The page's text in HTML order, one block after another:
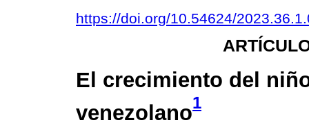
https://doi.org/10.54624/
El crecimiento del
venezolano1